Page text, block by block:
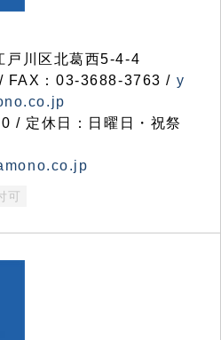
川区北葛西5-4-4
FAX：03-3688-3763 / y
/ 定休日：日曜日・祝祭
可